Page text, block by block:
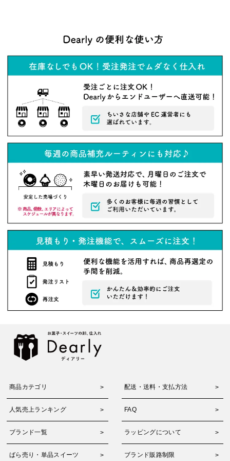
商品カテゴリ 配送・送料・支払方法
人気売上ランキング FAQ
ブランド一覧 ラッピングについて
ばら売り・単品スイーツ ブランド販路制限